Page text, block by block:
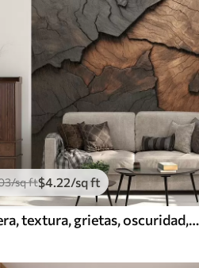
/sq ft$4.22/sq ft
madera, textura, grietas, oscuridad, corteza, superficie